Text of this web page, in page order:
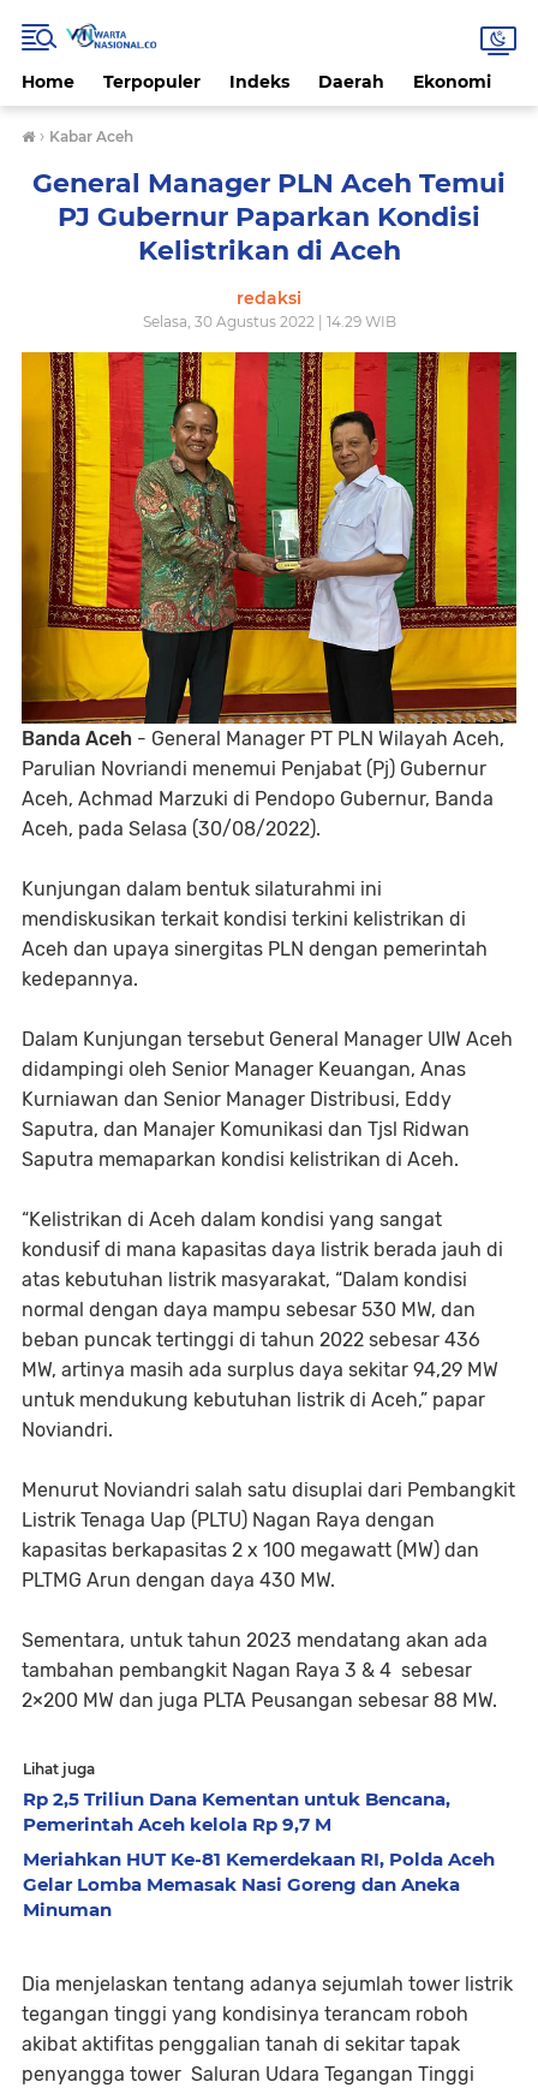
Home Terpopuler Indeks Daerah Ekonomi
› Kabar Aceh
General Manager PLN Aceh Temui
PJ Gubernur Paparkan Kondisi
Kelistrikan di Aceh
redaksi
Selasa, 30 Agustus 2022 | 14.29 WIB
Banda Aceh - General Manager PT PLN Wilayah Aceh,
Parulian Novriandi menemui Penjabat (Pj) Gubernur
Aceh, Achmad Marzuki di Pendopo Gubernur, Banda
Aceh, pada Selasa (30/08/2022).
Kunjungan dalam bentuk silaturahmi ini
mendiskusikan terkait kondisi terkini kelistrikan di
Aceh dan upaya sinergitas PLN dengan pemerintah
kedepannya.
Dalam Kunjungan tersebut General Manager UIW Aceh
didampingi oleh Senior Manager Keuangan, Anas
Kurniawan dan Senior Manager Distribusi, Eddy
Saputra, dan Manajer Komunikasi dan Tjsl Ridwan
Saputra memaparkan kondisi kelistrikan di Aceh.
“Kelistrikan di Aceh dalam kondisi yang sangat
kondusif di mana kapasitas daya listrik berada jauh di
atas kebutuhan listrik masyarakat, “Dalam kondisi
normal dengan daya mampu sebesar 530 MW, dan
beban puncak tertinggi di tahun 2022 sebesar 436
MW, artinya masih ada surplus daya sekitar 94,29 MW
untuk mendukung kebutuhan listrik di Aceh,” papar
Noviandri.
Menurut Noviandri salah satu disuplai dari Pembangkit
Listrik Tenaga Uap (PLTU) Nagan Raya dengan
kapasitas berkapasitas 2 x 100 megawatt (MW) dan
PLTMG Arun dengan daya 430 MW.
Sementara, untuk tahun 2023 mendatang akan ada
tambahan pembangkit Nagan Raya 3 & 4 sebesar
2×200 MW dan juga PLTA Peusangan sebesar 88 MW.
Lihat juga
Rp 2,5 Triliun Dana Kementan untuk Bencana,
Pemerintah Aceh kelola Rp 9,7 M
Meriahkan HUT Ke-81 Kemerdekaan RI, Polda Aceh
Gelar Lomba Memasak Nasi Goreng dan Aneka
Minuman
Dia menjelaskan tentang adanya sejumlah tower listrik
tegangan tinggi yang kondisinya terancam roboh
akibat aktifitas penggalian tanah di sekitar tapak
penyangga tower Saluran Udara Tegangan Tinggi